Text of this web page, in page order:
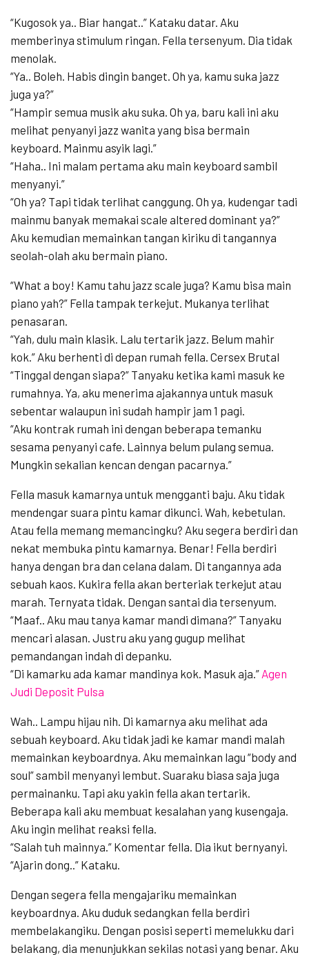
“Kugosok ya.. Biar hangat..” Kataku datar. Aku
memberinya stimulum ringan. Fella tersenyum. Dia tidak
menolak.
“Ya.. Boleh. Habis dingin banget. Oh ya, kamu suka jazz
juga ya?”
“Hampir semua musik aku suka. Oh ya, baru kali ini aku
melihat penyanyi jazz wanita yang bisa bermain
keyboard. Mainmu asyik lagi.”
“Haha.. Ini malam pertama aku main keyboard sambil
menyanyi.”
“Oh ya? Tapi tidak terlihat canggung. Oh ya, kudengar tadi
mainmu banyak memakai scale altered dominant ya?”
Aku kemudian memainkan tangan kiriku di tangannya
seolah-olah aku bermain piano.
“What a boy! Kamu tahu jazz scale juga? Kamu bisa main
piano yah?” Fella tampak terkejut. Mukanya terlihat
penasaran.
“Yah, dulu main klasik. Lalu tertarik jazz. Belum mahir
kok.” Aku berhenti di depan rumah fella. Cersex Brutal
“Tinggal dengan siapa?” Tanyaku ketika kami masuk ke
rumahnya. Ya, aku menerima ajakannya untuk masuk
sebentar walaupun ini sudah hampir jam 1 pagi.
“Aku kontrak rumah ini dengan beberapa temanku
sesama penyanyi cafe. Lainnya belum pulang semua.
Mungkin sekalian kencan dengan pacarnya.”
Fella masuk kamarnya untuk mengganti baju. Aku tidak
mendengar suara pintu kamar dikunci. Wah, kebetulan.
Atau fella memang memancingku? Aku segera berdiri dan
nekat membuka pintu kamarnya. Benar! Fella berdiri
hanya dengan bra dan celana dalam. Di tangannya ada
sebuah kaos. Kukira fella akan berteriak terkejut atau
marah. Ternyata tidak. Dengan santai dia tersenyum.
“Maaf.. Aku mau tanya kamar mandi dimana?” Tanyaku
mencari alasan. Justru aku yang gugup melihat
pemandangan indah di depanku.
“Di kamarku ada kamar mandinya kok. Masuk aja.” Agen
Judi Deposit Pulsa
Wah.. Lampu hijau nih. Di kamarnya aku melihat ada
sebuah keyboard. Aku tidak jadi ke kamar mandi malah
memainkan keyboardnya. Aku memainkan lagu “body and
soul” sambil menyanyi lembut. Suaraku biasa saja juga
permainanku. Tapi aku yakin fella akan tertarik.
Beberapa kali aku membuat kesalahan yang kusengaja.
Aku ingin melihat reaksi fella.
“Salah tuh mainnya.” Komentar fella. Dia ikut bernyanyi.
“Ajarin dong..” Kataku.
Dengan segera fella mengajariku memainkan
keyboardnya. Aku duduk sedangkan fella berdiri
membelakangiku. Dengan posisi seperti memelukku dari
belakang, dia menunjukkan sekilas notasi yang benar. Aku